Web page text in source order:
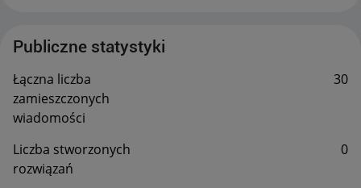
Publiczne statystyki
Łączna liczba
zamieszczonych
wiadomości
30
Liczba stworzonych
rozwiązań
0